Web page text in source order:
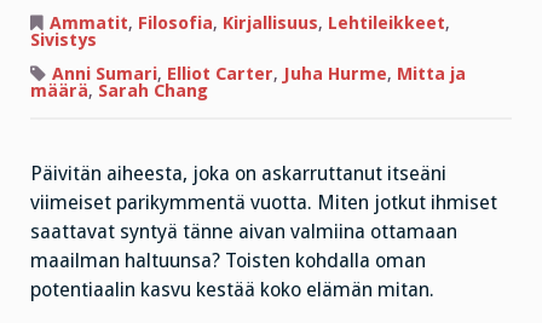
te
ihmelapset
hitaasti
kehittyneet
Ammatit, Filosofia, Kirjallisuus, Lehtileikkeet,
Sivistys
Anni Sumari, Elliot Carter, Juha Hurme, Mitta ja
määrä, Sarah Chang
Päivitän aiheesta, joka on askarruttanut itseäni
viimeiset parikymmentä vuotta. Miten jotkut ihmiset
saattavat syntyä tänne aivan valmiina ottamaan
maailman haltuunsa? Toisten kohdalla oman
potentiaalin kasvu kestää koko elämän mitan.